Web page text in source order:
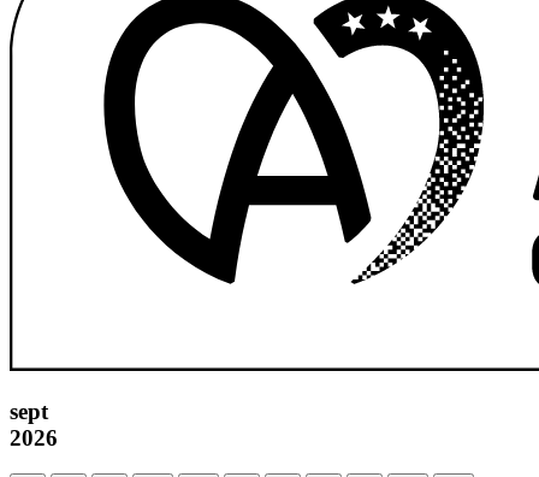
sept
2026